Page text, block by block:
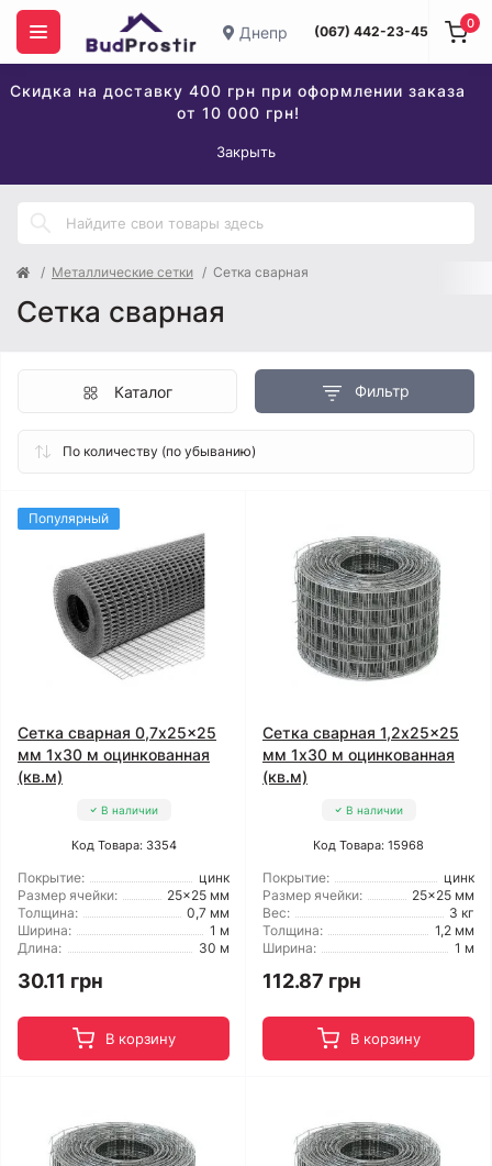
Днепр (067) 442-23-45
Скидка на доставку 400 грн при оформлении заказа
от 10 000 грн!
Закрыть
0
Металлические сетки Сетка сварная
Сетка сварная
Фильтр
Каталог
Популярный
Сетка сварная 0,7x25x25
мм 1x30 м оцинкованная
(кв.м)
В наличии
Код Товара: 3354
Покрытие:
цинк
Размер ячейки:
25x25 мм
Толщина:
0,7 мм
Ширина:
1 м
Длина:
30 м
30.11 грн
В корзину
Сетка сварная 1,2x25x25
мм 1x30 м оцинкованная
(кв.м)
В наличии
Код Товара: 15968
Покрытие:
цинк
Размер ячейки:
25x25 мм
Вес:
3 кг
Толщина:
1,2 мм
Ширина:
1 м
112.87 грн
В корзину